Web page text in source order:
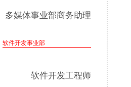
多媒体事业部商务助理
软件开发事业部
软件开发工程师